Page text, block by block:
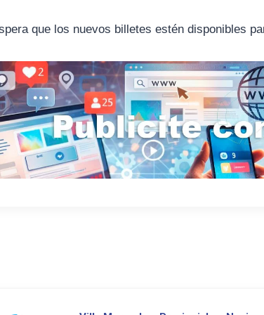
que los nuevos billetes estén disponibles